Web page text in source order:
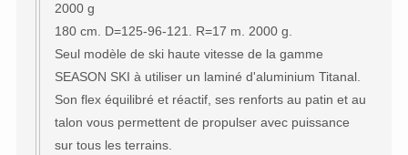
2000 g
180 cm. D=125-96-121. R=17 m. 2000 g.
Seul modèle de ski haute vitesse de la gamme
SEASON SKI à utiliser un laminé d'aluminium Titanal.
Son flex équilibré et réactif, ses renforts au patin et au
talon vous permettent de propulser avec puissance
sur tous les terrains.